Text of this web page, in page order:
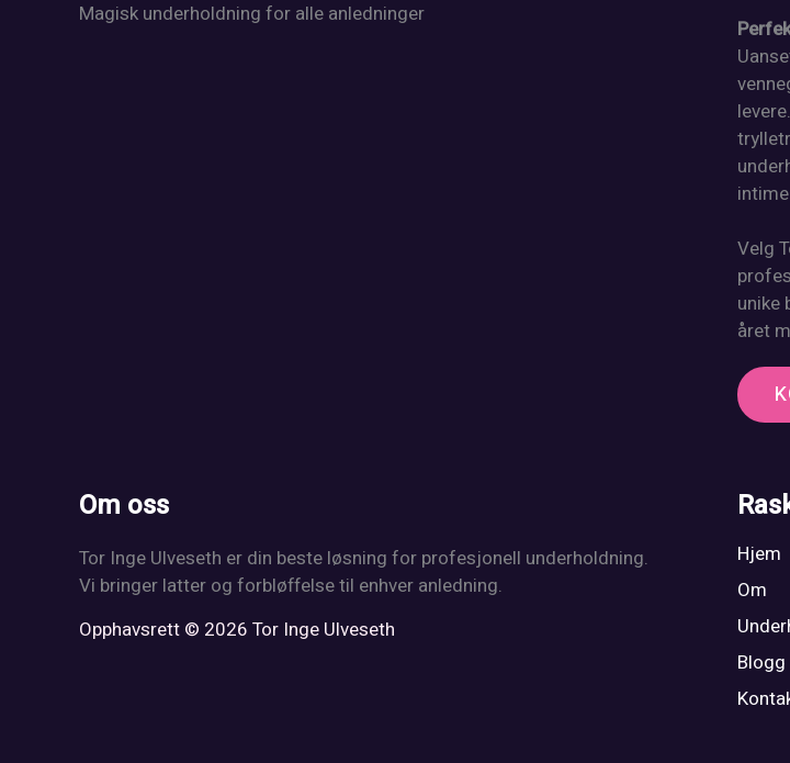
Magisk underholdning for alle anledninger
Velg
unike
året
Om oss
Tor Inge Ulveseth er din beste løsning for profesjonell underholdning.
Vi bringer latter og forbløffelse til enhver anledning.
Opphavsrett © 2026 Tor Inge Ulveseth
Hjem
Om
Blogg